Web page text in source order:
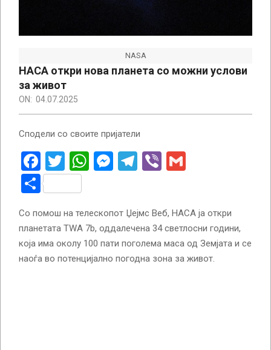
NASA
НАСА откри нова планета со можни услови
за живот
ON: 04.07.2025
Сподели со своите пријатели
Facebook
Twitter
WhatsApp
Messenger
Telegram
Viber
Share
Со помош на телескопот Џејмс Веб, НАСА ја откри
планетата TWA 7b, оддалечена 34 светлосни години,
која има околу 100 пати поголема маса од Земјата и се
наоѓа во потенцијално погодна зона за живот.